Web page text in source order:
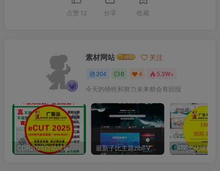
点赞 12 分享 收藏
素材网站 关注
204 0 4 5.3W+
今天的牺牲和努力未来都会有回报
CDR2025自动排版软件排孔插件ecut省料LED冲孔字解决提示升级问题 最新子比主题zibll-V7.9.2 开心版源码 | WordPress主题源码